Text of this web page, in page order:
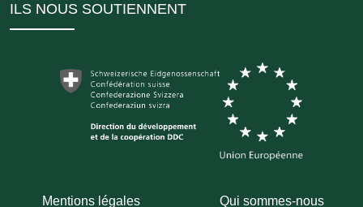
ILS NOUS SOUTIENNENT
Mentions légales Qui sommes-nous